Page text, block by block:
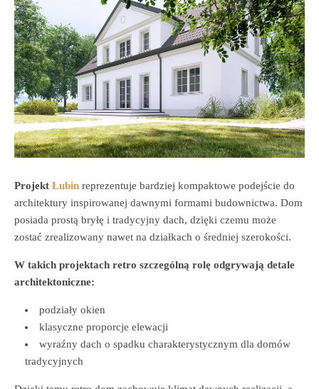
Projekt Łubin reprezentuje bardziej kompaktowe podejście do
architektury inspirowanej dawnymi formami budownictwa. Dom
posiada prostą bryłę i tradycyjny dach, dzięki czemu może
zostać zrealizowany nawet na działkach o średniej szerokości.
W takich projektach retro szczególną rolę odgrywają detale
architektoniczne:
podziały okien
klasyczne proporcje elewacji
wyraźny dach o spadku charakterystycznym dla domów
tradycyjnych